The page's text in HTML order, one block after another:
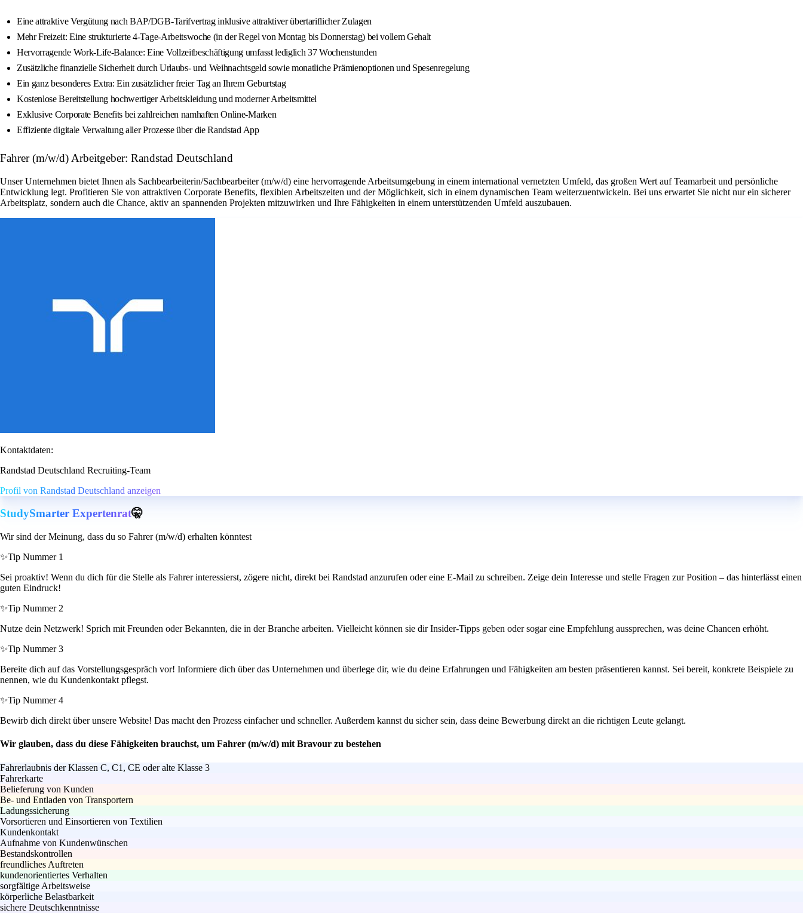
Eine attraktive Vergütung nach BAP/DGB-Tarifvertrag inklusive attraktiver übertariflicher Zulagen
Mehr Freizeit: Eine strukturierte 4-Tage-Arbeitswoche (in der Regel von Montag bis Donnerstag) bei vollem Gehalt
Hervorragende Work-Life-Balance: Eine Vollzeitbeschäftigung umfasst lediglich 37 Wochenstunden
Zusätzliche finanzielle Sicherheit durch Urlaubs- und Weihnachtsgeld sowie monatliche Prämienoptionen und Spesenregelung
Ein ganz besonderes Extra: Ein zusätzlicher freier Tag an Ihrem Geburtstag
Kostenlose Bereitstellung hochwertiger Arbeitskleidung und moderner Arbeitsmittel
Exklusive Corporate Benefits bei zahlreichen namhaften Online-Marken
Effiziente digitale Verwaltung aller Prozesse über die Randstad App
Fahrer (m/w/d) Arbeitgeber: Randstad Deutschland
Unser Unternehmen bietet Ihnen als Sachbearbeiterin/Sachbearbeiter (m/w/d) eine hervorragende Arbeitsumgebung in einem international vernetzten Umfeld, das großen Wert auf Teamarbeit und persönliche
Entwicklung legt. Profitieren Sie von attraktiven Corporate Benefits, flexiblen Arbeitszeiten und der Möglichkeit, sich in einem dynamischen Team weiterzuentwickeln. Bei uns erwartet Sie nicht nur ein sicherer
Arbeitsplatz, sondern auch die Chance, aktiv an spannenden Projekten mitzuwirken und Ihre Fähigkeiten in einem unterstützenden Umfeld auszubauen.
Kontaktdaten:
Randstad Deutschland Recruiting-Team
Profil von Randstad Deutschland anzeigen
StudySmarter Expertenrat🤫
Wir sind der Meinung, dass du so Fahrer (m/w/d) erhalten könntest
✨Tip Nummer 1
Sei proaktiv! Wenn du dich für die Stelle als Fahrer interessierst, zögere nicht, direkt bei Randstad anzurufen oder eine E-Mail zu schreiben. Zeige dein Interesse und stelle Fragen zur Position – das hinterlässt einen
guten Eindruck!
✨Tip Nummer 2
Nutze dein Netzwerk! Sprich mit Freunden oder Bekannten, die in der Branche arbeiten. Vielleicht können sie dir Insider-Tipps geben oder sogar eine Empfehlung aussprechen, was deine Chancen erhöht.
✨Tip Nummer 3
Bereite dich auf das Vorstellungsgespräch vor! Informiere dich über das Unternehmen und überlege dir, wie du deine Erfahrungen und Fähigkeiten am besten präsentieren kannst. Sei bereit, konkrete Beispiele zu
nennen, wie du Kundenkontakt pflegst.
✨Tip Nummer 4
Bewirb dich direkt über unsere Website! Das macht den Prozess einfacher und schneller. Außerdem kannst du sicher sein, dass deine Bewerbung direkt an die richtigen Leute gelangt.
Wir glauben, dass du diese Fähigkeiten brauchst, um Fahrer (m/w/d) mit Bravour zu bestehen
Fahrerlaubnis der Klassen C, C1, CE oder alte Klasse 3
Fahrerkarte
Belieferung von Kunden
Be- und Entladen von Transportern
Ladungssicherung
Vorsortieren und Einsortieren von Textilien
Kundenkontakt
Aufnahme von Kundenwünschen
Bestandskontrollen
freundliches Auftreten
kundenorientiertes Verhalten
sorgfältige Arbeitsweise
körperliche Belastbarkeit
sichere Deutschkenntnisse